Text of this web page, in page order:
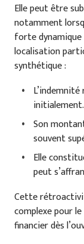
Elle peut être
notamment
forte dynamique
localisation
synthétique :
initialement.
Son
souvent
Elle
peut
Cette
complexe pour
financier dès